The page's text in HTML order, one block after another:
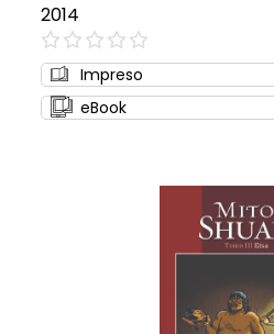
2014
0%
Impreso
eBook